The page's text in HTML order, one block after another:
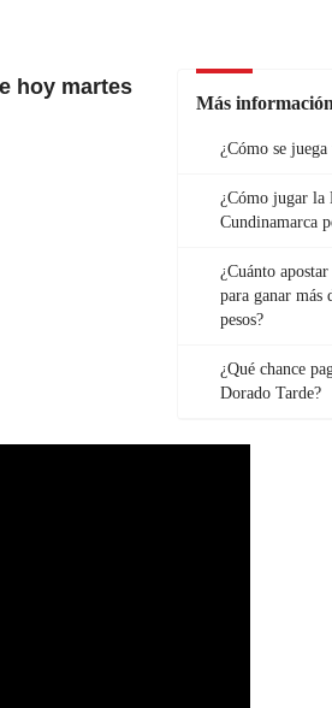
Más información
¿Cómo se juega
¿Cómo jugar la
Cundinamarca
¿Cuánto
para ganar más
pesos?
¿Qué chance
Dorado Tarde?
hoy martes